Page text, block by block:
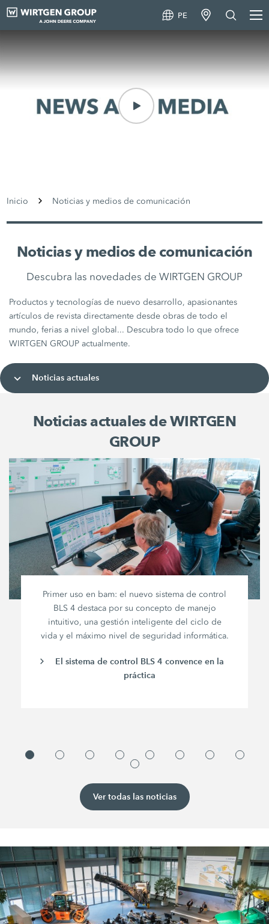
PE
Inicio Noticias y medios de comunicación
Noticias y medios de comunicación
Descubra las novedades de WIRTGEN GROUP
Productos y tecnologías de nuevo desarrollo, apasionantes
artículos de revista directamente desde obras de todo el
mundo, ferias a nivel global... Descubra todo lo que ofrece
WIRTGEN GROUP actualmente.
Noticias actuales
Noticias actuales de WIRTGEN
GROUP
Primer uso en bam: el nuevo sistema de control
BLS 4 destaca por su concepto de manejo
intuitivo, una gestión inteligente del ciclo de
vida y el máximo nivel de seguridad informática.
El sistema de control BLS 4 convence en la
práctica
Ver todas las noticias